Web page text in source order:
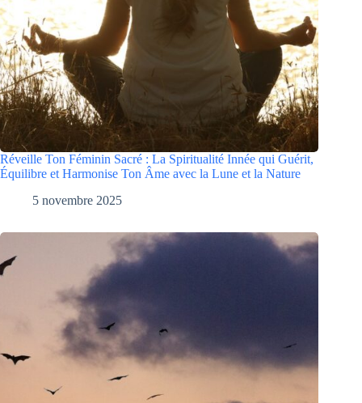
Réveille Ton Féminin Sacré : La Spiritualité Innée qui Guérit,
Équilibre et Harmonise Ton Âme avec la Lune et la Nature
5 novembre 2025